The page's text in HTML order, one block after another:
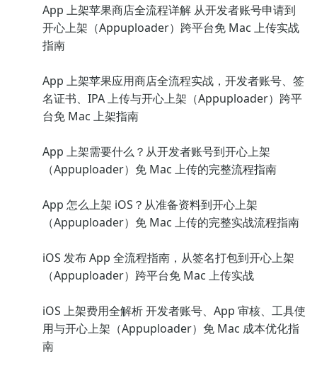
App 上架苹果商店全流程详解 从开发者账号申请到
开心上架（Appuploader）跨平台免 Mac 上传实战
指南
App 上架苹果应用商店全流程实战，开发者账号、签
名证书、IPA 上传与开心上架（Appuploader）跨平
台免 Mac 上架指南
App 上架需要什么？从开发者账号到开心上架
（Appuploader）免 Mac 上传的完整流程指南
App 怎么上架 iOS？从准备资料到开心上架
（Appuploader）免 Mac 上传的完整实战流程指南
iOS 发布 App 全流程指南，从签名打包到开心上架
（Appuploader）跨平台免 Mac 上传实战
iOS 上架费用全解析 开发者账号、App 审核、工具使
用与开心上架（Appuploader）免 Mac 成本优化指
南